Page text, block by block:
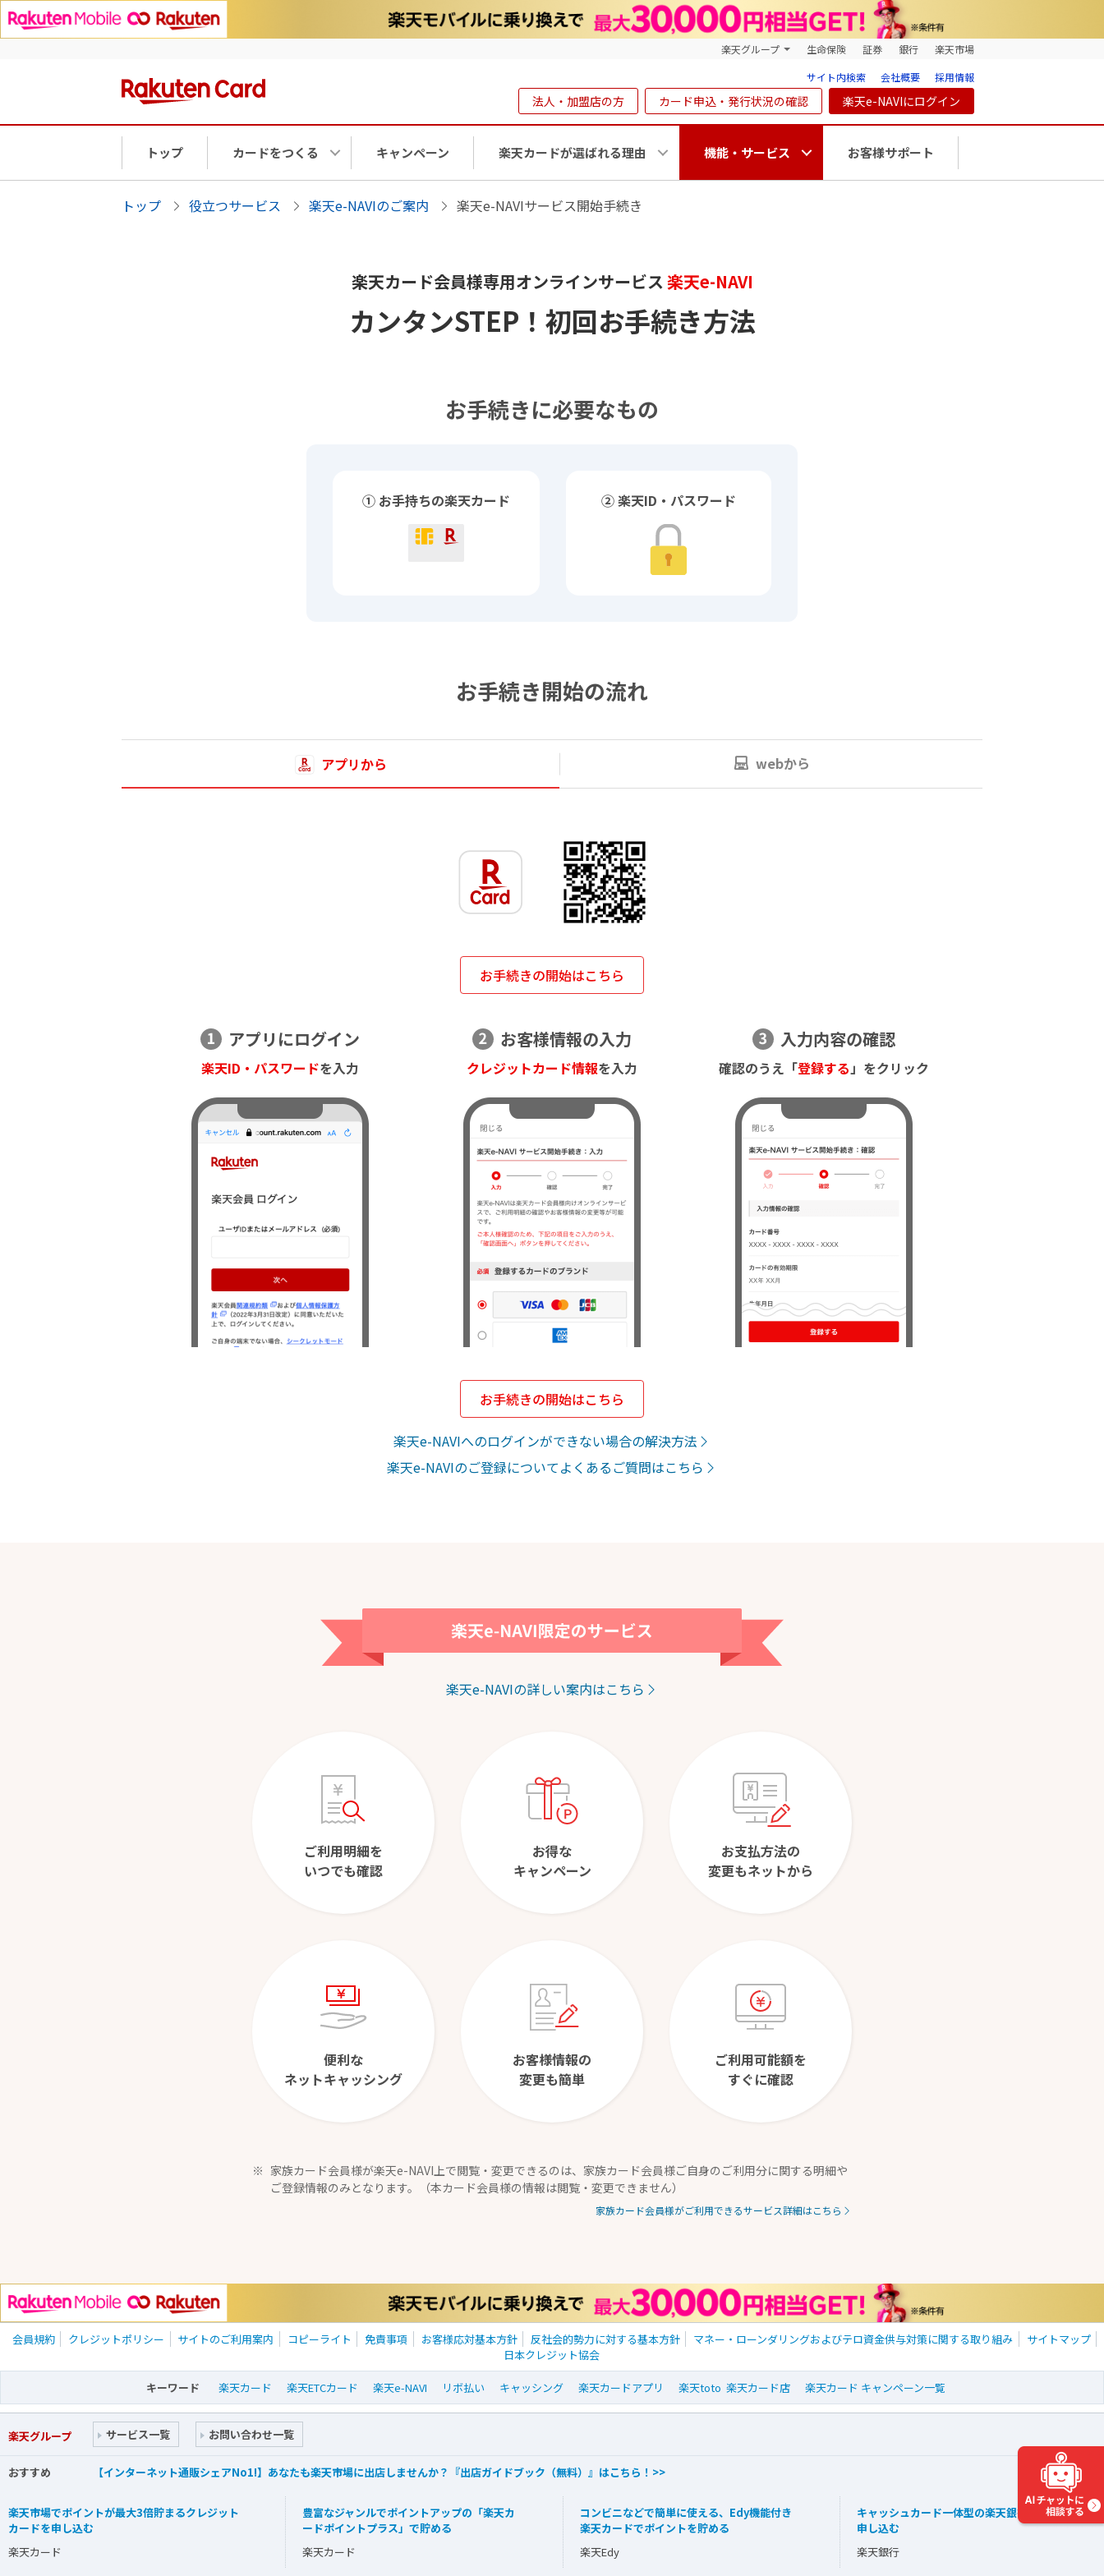
楽天グループ 生命保険 証券 銀行
楽天市場
サイト内検索
会社概要 採用情報
法人・加盟店の方 カード申込・発行状況の確認 楽天e-NAVIにログイン
トップ カードをつくる キャンペーン 楽天カードが選ばれる理由 機能・サービス お客様サポート
トップ 役立つサービス 楽天e-NAVIのご案内 楽天e-NAVIサービス開始手続き
楽天カード会員様専用オンラインサービス楽天e-NAVI
カンタンSTEP！初回お手続き方法
お手続きに必要なもの
① お手持ちの楽天カード ② 楽天ID・パスワード
お手続き開始の流れ
アプリから webから
お手続きの開始はこちら
アプリにログイン
楽天ID・パスワードを入力
お客様情報の入力
クレジットカード情報を入力
入力内容の確認
確認のうえ「登録する」をクリック
お手続きの開始はこちら
楽天e-NAVIへのログインができない場合の解決方法
楽天e-NAVIのご登録についてよくあるご質問はこちら
楽天e-NAVIの詳しい案内はこちら
ご利用明細を
いつでも確認
お得な
キャンペーン
お支払方法の
変更もネットから
便利な
ネットキャッシング
お客様情報の
変更も簡単
ご利用可能額を
すぐに確認
家族カード会員様が楽天e-NAVI上で閲覧・変更できるのは、家族カード会員様ご自身のご利用分に関する明細や
ご登録情報のみとなります。（本カード会員様の情報は閲覧・変更できません）
家族カード会員様がご利用できるサービス詳細はこちら
会員規約 クレジットポリシー サイトのご利用案内 コピーライト 免責事項 お客様応対基本方針 反社会的勢力に対する基本方針 マネー・ローンダリングおよびテロ資金供与対策に関する取り組み
サイトマップ
日本クレジット協会
キーワード 楽天カード 楽天ETCカード 楽天e-NAVI リボ払い キャッシング 楽天カードアプリ 楽天toto 楽天カード店 楽天カード キャンペーン一覧
楽天グループ サービス一覧 お問い合わせ一覧
おすすめ 【インターネット通販シェアNo1!】あなたも楽天市場に出店しませんか？『出店ガイドブック（無料）』はこちら！>>
楽天市場でポイントが最大3倍貯まるクレジット
カードを申し込む
楽天カード
豊富なジャンルでポイントアップの「楽天カ
ードポイントプラス」で貯める
楽天カード
コンビニなどで簡単に使える、Edy機能付き
楽天カードでポイントを貯める
楽天Edy
キャッシュカード一体型の楽天銀行カードを
申し込む
楽天銀行